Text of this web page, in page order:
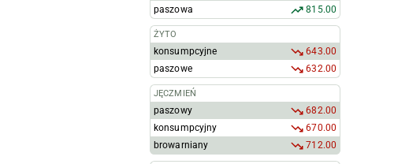
paszowa
815.00
ŻYTO
konsumpcyjne
643.00
paszowe
632.00
JĘCZMIEŃ
paszowy
682.00
konsumpcyjny
670.00
browarniany
712.00